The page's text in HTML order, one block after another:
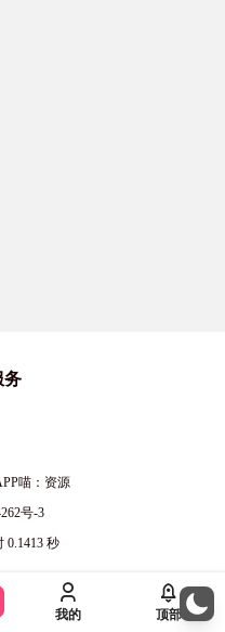
务
喵：资源
号-3
0.1413 秒
我的 顶部